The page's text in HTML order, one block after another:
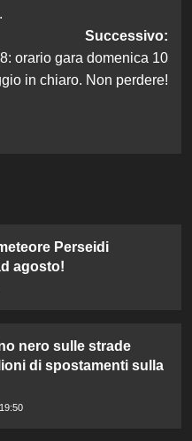
Successivo:
orario gara domenica 10
in chiaro. Non perdere!
Perseidi
agosto!
nero sulle strade
di spostamenti sulla